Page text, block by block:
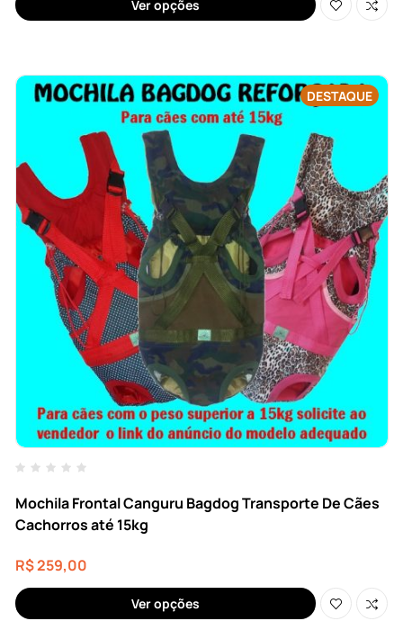
Ver opções
DESTAQUE
Mochila Frontal Canguru Bagdog Transporte De Cães
Cachorros até 15kg
R$259,00
Ver opções